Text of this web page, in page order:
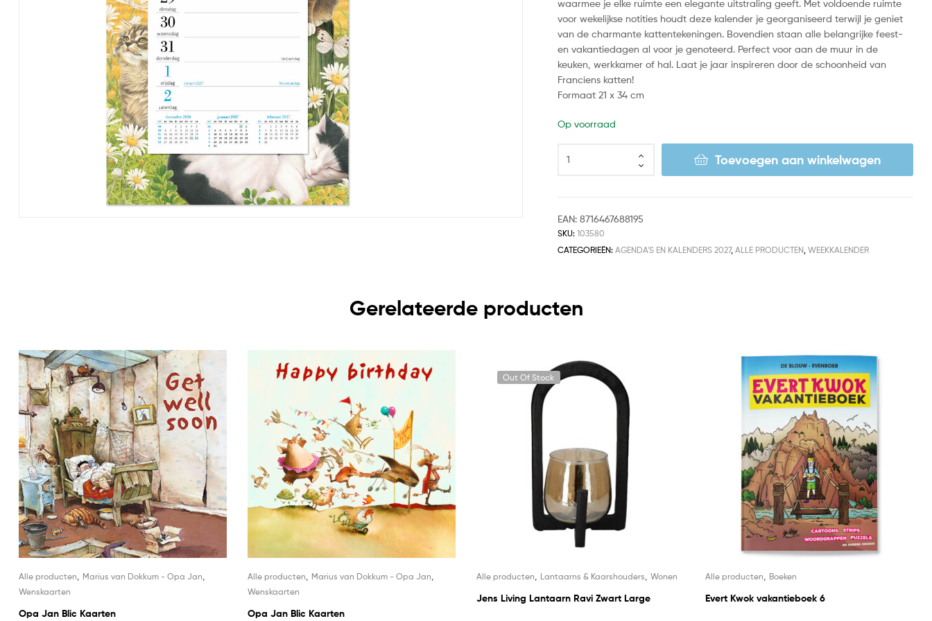
waarmee je elke ruimte een elegante uitstraling geeft. Met voldoende ruimte
voor wekelijkse notities houdt deze kalender je georganiseerd terwijl je geniet
van de charmante kattentekeningen. Bovendien staan alle belangrijke feest-
en vakantiedagen al voor je genoteerd. Perfect voor aan de muur in de
keuken, werkkamer of hal. Laat je jaar inspireren door de schoonheid van
Franciens katten!
Formaat 21 x 34 cm
Op voorraad
Toevoegen aan winkelwagen
EAN:8716467688195
SKU:103580
CATEGORIEËN:AGENDA'S EN KALENDERS 2027,ALLE PRODUCTEN ,WEEKKALENDER
Gerelateerde producten
Alle producten Marius van Dokkum - Opa Jan
Wenskaarten
Opa Jan Blic Kaarten
Alle producten Marius van Dokkum - Opa Jan
Wenskaarten
Opa Jan Blic Kaarten
Out Of Stock
Alle producten Lantaarns & Kaarshouders Wonen
Jens Living Lantaarn Ravi Zwart Large
Alle producten Boeken
Evert Kwok vakantieboek 6